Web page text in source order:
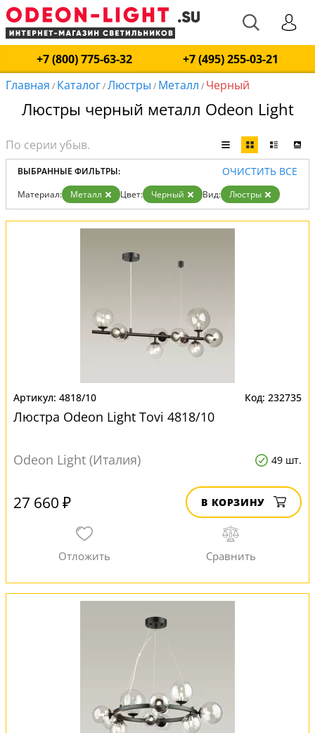
+7 (800) 775-63-32
+7 (495) 255-03-21
Главная / Каталог/Люстры / Металл / Черный
Люстры черный металл Odeon Light
ВЫБРАННЫЕ ФИЛЬТРЫ: ОЧИСТИТЬ ВСЕ
Материал: Металл Цвет: Черный Вид: Люстры
4818/10 232735
Люстра Odeon Light Tovi 4818/10
Odeon Light (Италия) 49 шт.
27 660 ₽ В КОРЗИНУ